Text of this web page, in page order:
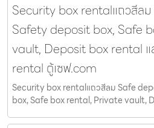
Security box rentalแถวสีล
Safety deposit box, Safe
vault, Deposit box rental
rental ตู้เซฟ.com
Security box rentalแถวสีลม Safe
box, Safe box rental, Private vault,